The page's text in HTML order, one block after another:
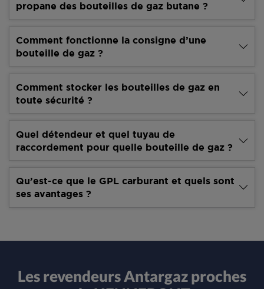
propane des bouteilles de gaz butane ?
Comment fonctionne la consigne d’une
bouteille de gaz ?
Comment stocker les bouteilles de gaz en
toute sécurité ?
Quel détendeur et quel tuyau de
raccordement pour quelle bouteille de gaz ?
Qu’est-ce que le GPL carburant et quels sont
ses avantages ?
Les revendeurs Antargaz proches